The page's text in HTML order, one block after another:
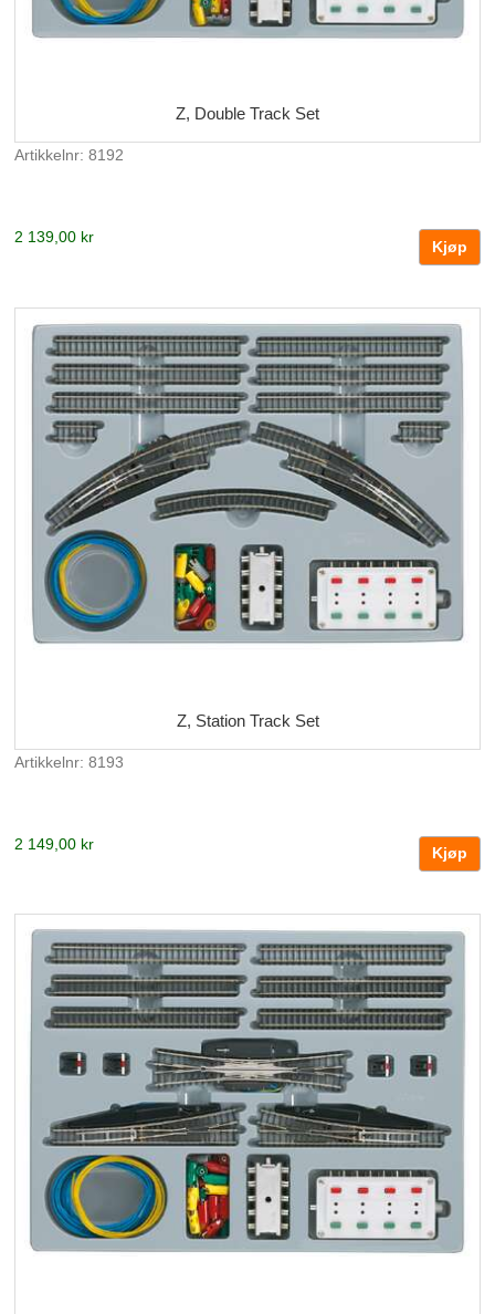
Z, Double Track Set
Artikkelnr: 8192
2 139,00 kr
Z, Station Track Set
Artikkelnr: 8193
2 149,00 kr